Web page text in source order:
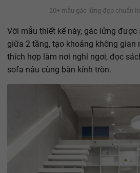
20+ mẫu gác lửng đẹp chuẩn
Với mẫu thiết kế này, gác lửng
giữa 2 tầng, tạo khoảng không gian
thích hợp làm nơi nghỉ ngơi, đọc
sofa nâu cùng bàn kính tròn.